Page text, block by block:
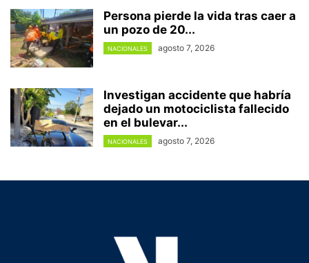
Persona pierde la vida tras caer a
un pozo de 20...
NACIONALES agosto 7, 2026
Investigan accidente que habría
dejado un motociclista fallecido
en el bulevar...
NACIONALES agosto 7, 2026